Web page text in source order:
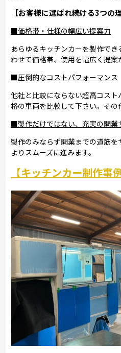
【お客様に選ばれ続ける3つの理
■価格帯・仕様の幅広い提案力
あらゆるキッチンカーを製作で
わせて価格帯、使用を幅広く提案
■圧倒的なコストパフォーマンス
他社と比較にならない超高コス
格の車両を比較して下さい。その
■製作だけではない、充実の開業
製作のみならず開業までの道筋
よりスムーズに進みます。
【キッチンカー制作事